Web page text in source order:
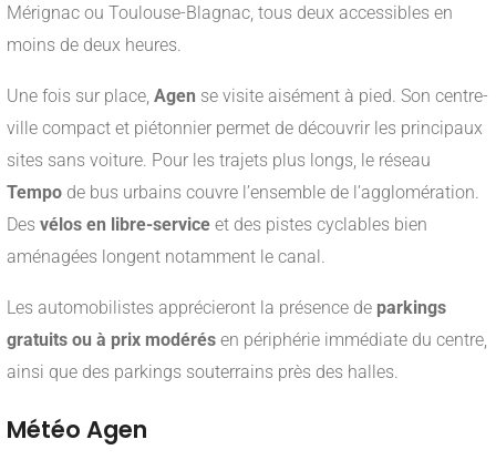
Mérignac ou Toulouse-Blagnac, tous deux accessibles en
moins de deux heures.
Une fois sur place, Agen se visite aisément à pied. Son centre-
ville compact et piétonnier permet de découvrir les principaux
sites sans voiture. Pour les trajets plus longs, le réseau
Tempo de bus urbains couvre l’ensemble de l’agglomération.
Des vélos en libre-service et des pistes cyclables bien
aménagées longent notamment le canal.
Les automobilistes apprécieront la présence de parkings
gratuits ou à prix modérés en périphérie immédiate du centre,
ainsi que des parkings souterrains près des halles.
Météo Agen